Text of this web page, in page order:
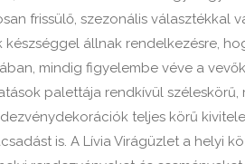
frissülő, szezonális választékkal
állnak rendelkezésre,
mindig figyelembe véve a
palettája rendkívül
teljes körű
is. A Lívia Virágüzlet a helyi